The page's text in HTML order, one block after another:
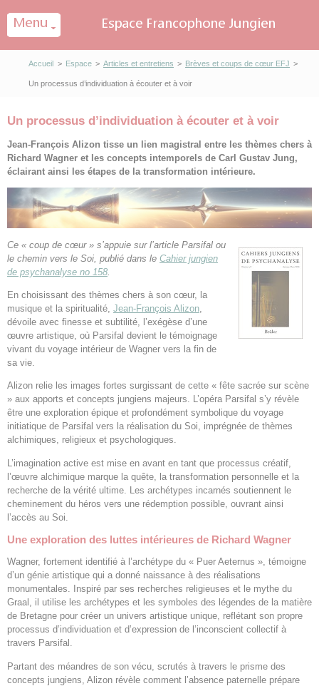
Accueil > Espace > Articles et entretiens > Brèves et coups de cœur EFJ >
Un processus d’individuation à écouter et à voir
Un processus d’individuation à écouter et à voir
Jean-François Alizon tisse un lien magistral entre les thèmes chers à
Richard Wagner et les concepts intemporels de Carl Gustav Jung,
éclairant ainsi les étapes de la transformation intérieure.
Ce « coup de cœur » s’appuie sur l’article Parsifal ou
le chemin vers le Soi, publié dans le Cahier jungien
de psychanalyse no 158
En choisissant des thèmes chers à son cœur, la
musique et la spiritualité, Jean-François Alizon
dévoile avec finesse et subtilité, l’exégèse d’une
œuvre artistique, où Parsifal devient le témoignage
vivant du voyage intérieur de Wagner vers la fin de
sa vie.
Alizon relie les images fortes surgissant de cette « fête sacrée sur scène
» aux apports et concepts jungiens majeurs. L’opéra Parsifal s’y révèle
être une exploration épique et profondément symbolique du voyage
initiatique de Parsifal vers la réalisation du Soi, imprégnée de thèmes
alchimiques, religieux et psychologiques.
L’imagination active est mise en avant en tant que processus créatif,
l’œuvre alchimique marque la quête, la transformation personnelle et la
recherche de la vérité ultime. Les archétypes incarnés soutiennent le
cheminement du héros vers une rédemption possible, ouvrant ainsi
l’accès au Soi.
Une exploration des luttes intérieures de Richard Wagner
Wagner, fortement identifié à l’archétype du « Puer Aeternus », témoigne
d’un génie artistique qui a donné naissance à des réalisations
monumentales. Inspiré par ses recherches religieuses et le mythe du
Graal, il utilise les archétypes et les symboles des légendes de la matière
de Bretagne pour créer un univers artistique unique, reflétant son propre
processus d’individuation et d’expression de l’inconscient collectif à
travers Parsifal.
Partant des méandres de son vécu, scrutés à travers le prisme des
concepts jungiens, Alizon révèle comment l’absence paternelle prépare